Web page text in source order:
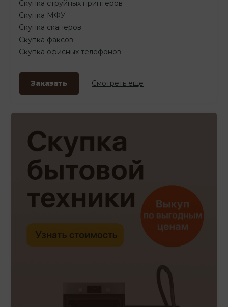
Скупка струйных принтеров
Скупка МФУ
Скупка сканеров
Скупка факсов
Скупка офисных телефонов
Заказать Смотреть еще